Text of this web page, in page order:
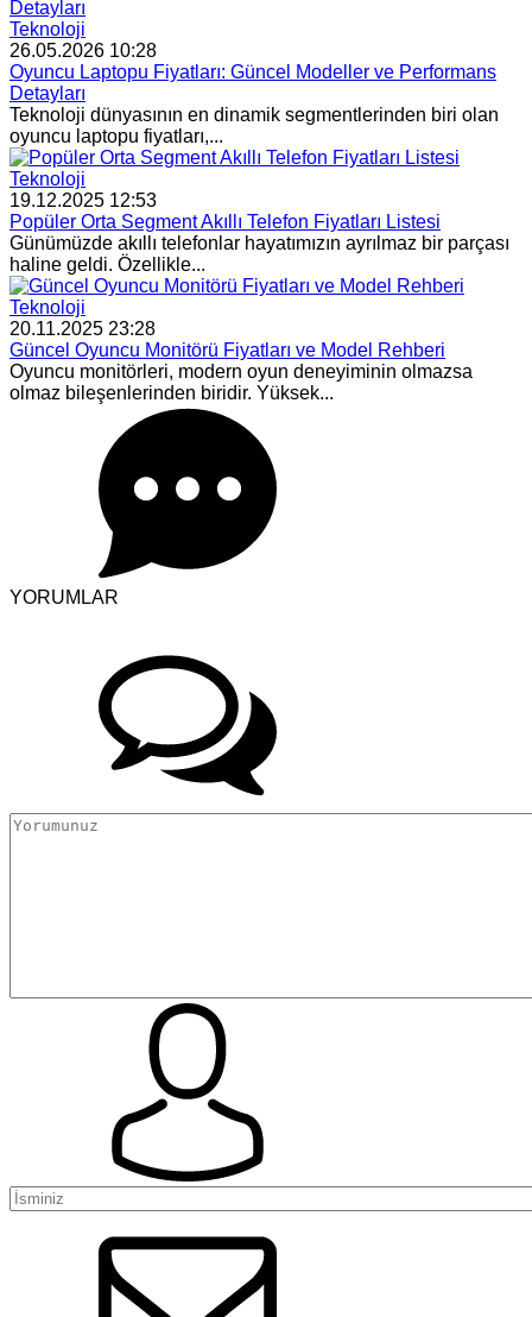
Teknoloji
26.05.2026 10:28
Oyuncu Laptopu Fiyatları: Güncel Modeller ve Performans
Detayları
Teknoloji dünyasının en dinamik segmentlerinden biri olan
oyuncu laptopu fiyatları,...
Teknoloji
19.12.2025 12:53
Popüler Orta Segment Akıllı Telefon Fiyatları Listesi
Günümüzde akıllı telefonlar hayatımızın ayrılmaz bir parçası
haline geldi. Özellikle...
Teknoloji
20.11.2025 23:28
Güncel Oyuncu Monitörü Fiyatları ve Model Rehberi
Oyuncu monitörleri, modern oyun deneyiminin olmazsa
olmaz bileşenlerinden biridir. Yüksek...
YORUMLAR